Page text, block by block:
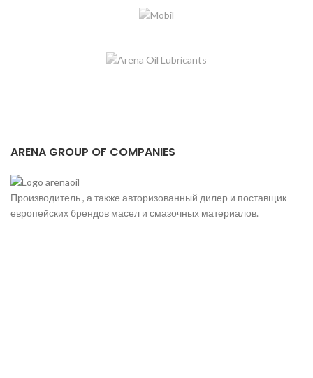
ARENA GROUP OF COMPANIES
Производитель , а также авторизованный дилер и поставщик
европейских брендов масел и смазочных материалов.